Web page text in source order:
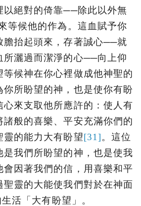
以絕對的倚靠──除此以外無
等候他的作為。這血賦予你
膽抬起頭來，存著誠心──就
所灑過而潔淨的心──向上仰
候神在你心裡做成他神聖的
你所盼望的神，也是使你有盼
來支取他所應許的： 使人有
諸般的喜樂、平安充滿你們的
的能力大有盼望[31]。這位
是我們所盼望的神，也是使我
會因著我們的信，用喜樂和平
靈的大能使我們對於在神面
活 「大有盼望」。